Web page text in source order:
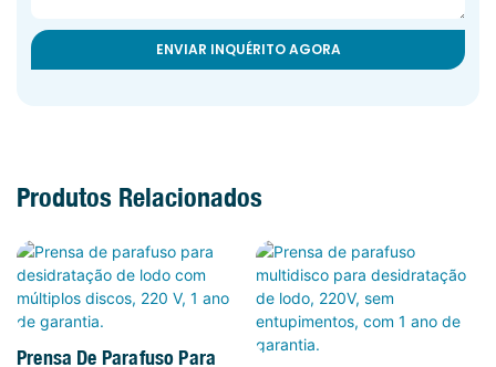
ENVIAR INQUÉRITO AGORA
Produtos Relacionados
Prensa De Parafuso Para